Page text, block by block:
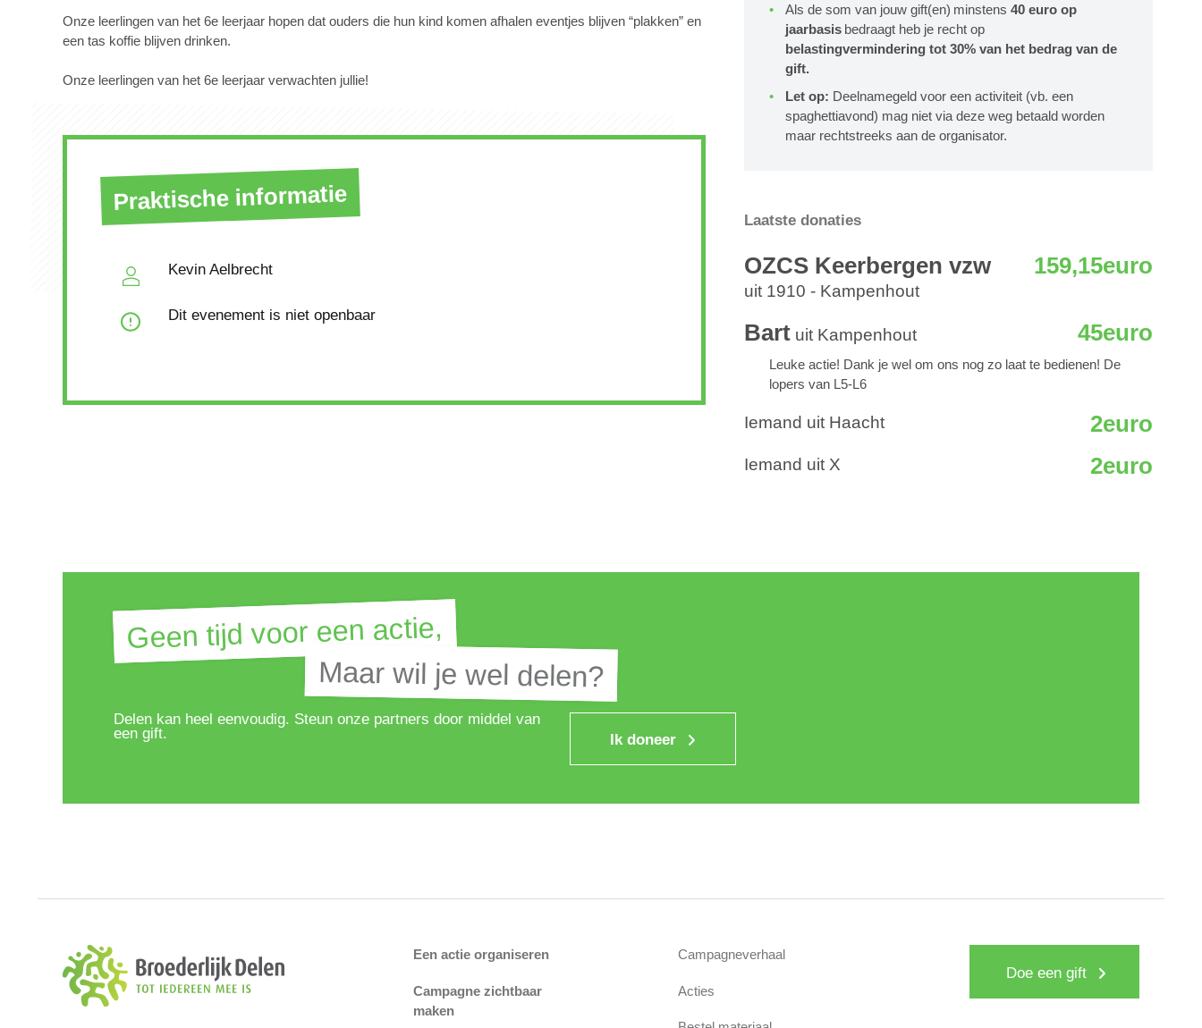
Onze leerlingen van het 6e leerjaar hopen dat ouders die hun kind komen afhalen eventjes blijven “plakken” en
een tas koffie blijven drinken.
Onze leerlingen van het 6e leerjaar verwachten jullie!
Praktische informatie
Kevin Aelbrecht
Dit evenement is niet openbaar
Als de som van jouw gift(en) minstens40 euro op
jaarbasis bedraagt heb je recht op
belastingvermindering tot 30% van het bedrag van de
gift.
Let op: Deelnamegeld voor een activiteit (vb. een
spaghettiavond) mag niet via deze weg betaald worden
maar rechtstreeks aan de organisator.
Laatste donaties
OZCS Keerbergen vzw
uit 1910 - Kampenhout
159,15euro
Bartuit Kampenhout 45euro
Leuke actie! Dank je wel om ons nog zo laat te bedienen! De
lopers van L5-L6
Iemand uit Haacht 2euro
Iemand uit X 2euro
Geen tijd voor een actie,
Geen tijd voor een actie,
Maar wil je wel delen?
Maar wil je wel delen?
Delen kan heel eenvoudig. Steun onze partners door middel van
een gift.
Ik doneer
Een actie organiseren
Campagne zichtbaar
maken
Campagneverhaal
Acties
Doe een gift